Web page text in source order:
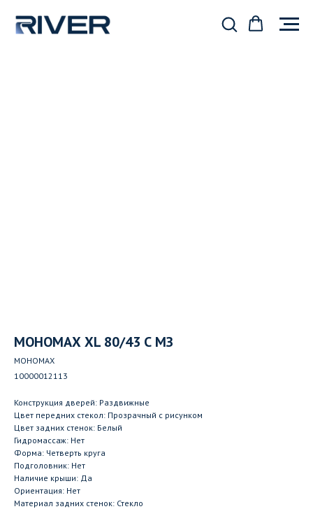
МОНОМАХ XL 80/43 С МЗ
МОНОМАХ
10000012113
Конструкция дверей: Раздвижные
Цвет передних стекол: Прозрачный с рисунком
Цвет задних стенок: Белый
Гидромассаж: Нет
Форма: Четверть круга
Подголовник: Нет
Наличие крыши: Да
Ориентация: Нет
Материал задних стенок: Стекло